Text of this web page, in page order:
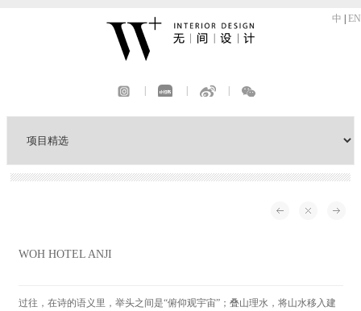
中 EN
WOH HOTEL ANJI
过往，在诗的语义里，举头之间是“俯仰观宇宙”；叠山理水，将山水移入建